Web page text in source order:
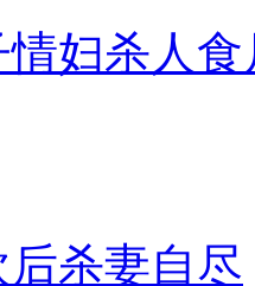
妇杀人食
杀妻自尽